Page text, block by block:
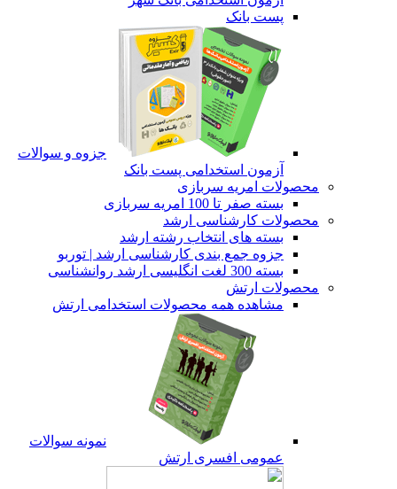
پست بانک
جزوه و سوالات
آزمون استخدامی پست بانک
محصولات امریه سربازی
بسته صفر تا 100 امریه سربازی
محصولات کارشناسی ارشد
بسته های انتخاب رشته ارشد
جزوه جمع بندی کارشناسی ارشد | توربو
بسته 300 لغت انگلیسی ارشد روانشناسی
محصولات ارتش
مشاهده همه محصولات استخدامی ارتش
نمونه سوالات
عمومی افسری ارتش